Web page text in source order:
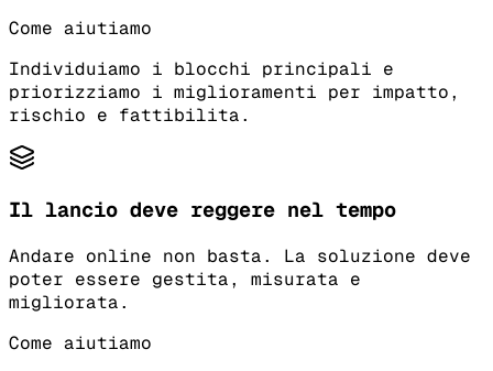
Come aiutiamo
Individuiamo i blocchi principali e
priorizziamo i miglioramenti per impatto,
rischio e fattibilita.
Il lancio deve reggere nel tempo
Andare online non basta. La soluzione deve
poter essere gestita, misurata e
migliorata.
Come aiutiamo